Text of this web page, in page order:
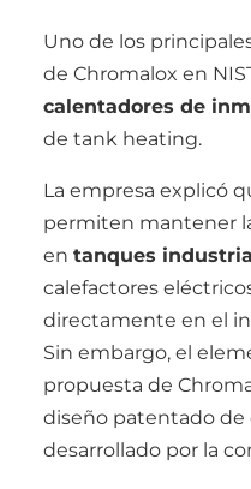
Uno de los
de Chromalox en
calentadores de
de tank heating.
La empresa explicó
permiten mantener
en tanques
calefactores
directamente en el
Sin embargo, el
propuesta de
diseño patentado
desarrollado por la